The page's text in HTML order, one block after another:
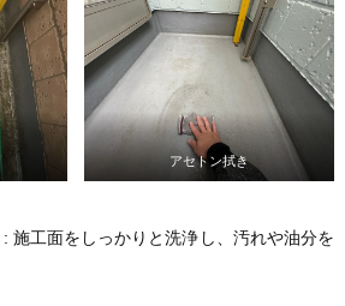
アセトン拭き
施工面をしっかりと洗浄し、汚れや油分を